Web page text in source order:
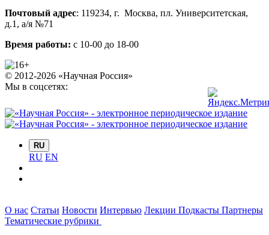
Почтовый адрес: 119234, г. Москва, пл. Университетская,
д.1 , а/я №71
Время работы: с 10-00 до 18-00
© 2012-2026 «Научная Россия»
Мы в соцсетях:
RU
RU EN
О нас Статьи Новости Интервью Лекции Подкасты Партнеры
Тематические рубрики